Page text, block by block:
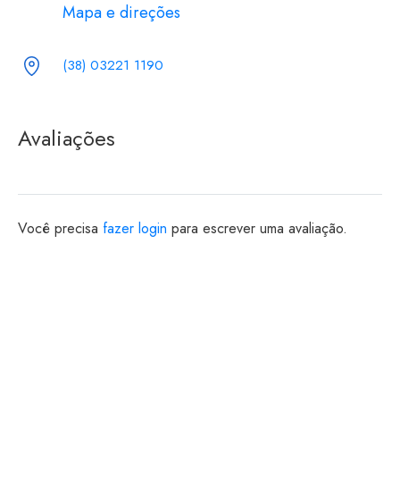
Mapa e direções
(38) 03221 1190
Avaliações
Você precisa fazer login para escrever uma avaliação.